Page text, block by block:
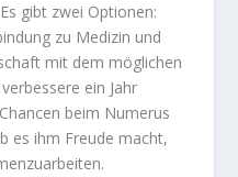
gibt zwei Optionen:
zu Medizin und
mit dem möglichen
ein Jahr
beim Numerus
es ihm Freude macht,